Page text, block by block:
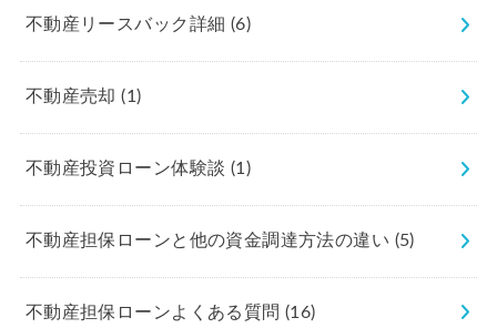
不動産リースバック詳細 (6)
不動産売却(1)
不動産投資ローン体験談 (1)
不動産担保ローンと他の資金調達方法の違い (5)
不動産担保ローンよくある質問(16)